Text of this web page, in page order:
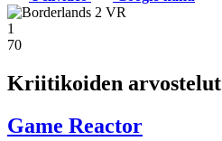
1
70
Kriitikoiden arvostelut
Game Reactor